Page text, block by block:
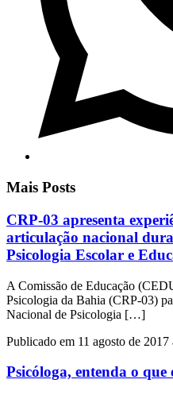
Mais Posts
CRP-03 apresenta
articulação nacional
Psicologia Escolar e
A Comissão de Educação
Psicologia da Bahia (CRP-03)
Nacional de Psicologia […]
Publicado em 11 agosto de 2017
Psicóloga, entenda o que